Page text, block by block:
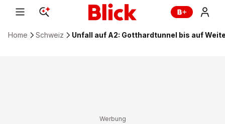
Home Schweiz Unfall auf A2: Gotthardtunnel bis auf